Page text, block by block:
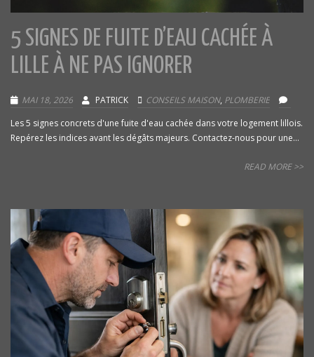
5 SIGNES DE FUITE D’EAU CACHÉE À
LILLE À NE PAS IGNORER
MAI 18, 2026 PATRICK CONSEILS MAISON, PLOMBERIE
Les 5 signes concrets d'une fuite d'eau cachée dans votre logement lillois.
Repérez les indices avant les dégâts majeurs. Contactez-nous pour une...
READ MORE >>